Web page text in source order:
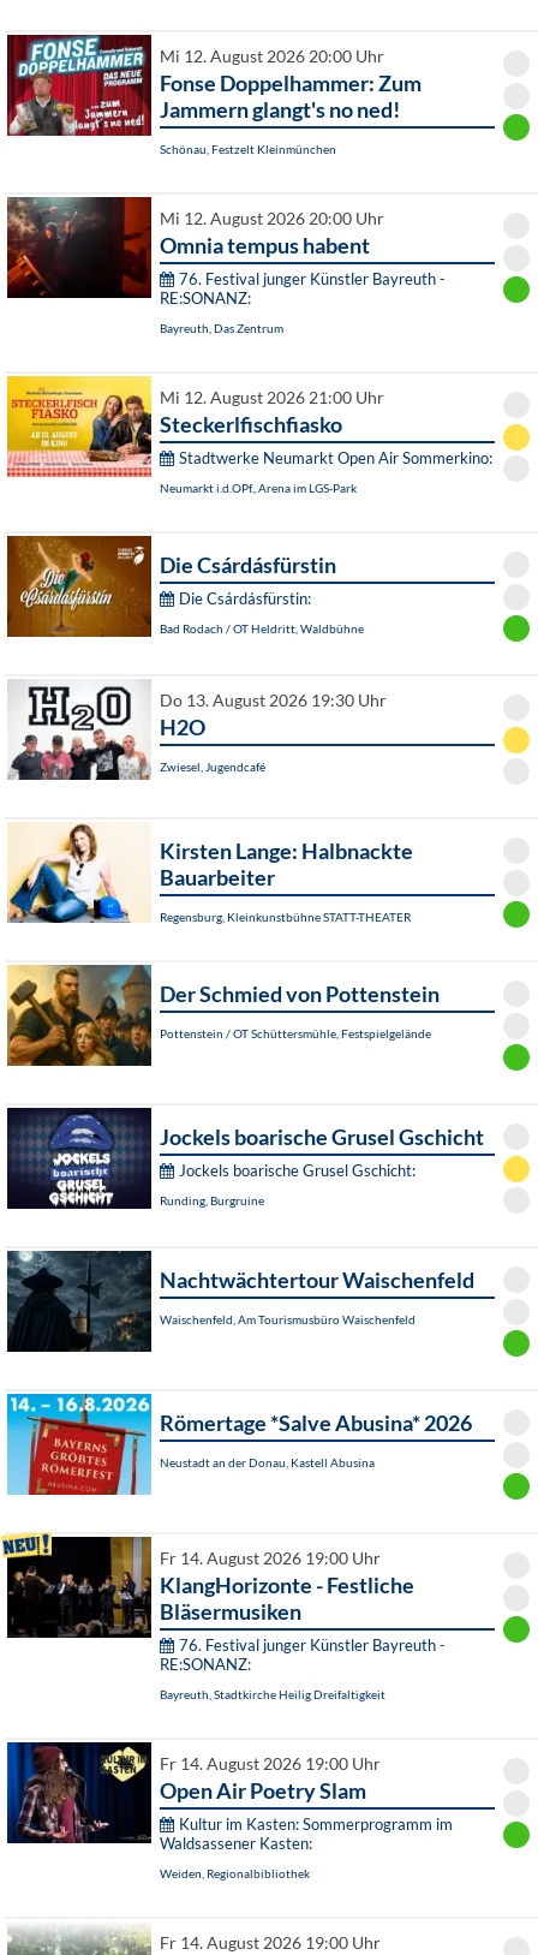
Mi 12. August 2026 20:00 Uhr
Fonse Doppelhammer: Zum
Jammern glangt's no ned!
Schönau, Festzelt Kleinmünchen
Mi 12. August 2026 20:00 Uhr
Omnia tempus habent
76. Festival junger Künstler Bayreuth -
RE:SONANZ:
Bayreuth, Das Zentrum
Mi 12. August 2026 21:00 Uhr
Steckerlfischfiasko
Stadtwerke Neumarkt Open Air Sommerkino:
Neumarkt i.d.OPf., Arena im LGS-Park
Die Csárdásfürstin
Die Csárdásfürstin:
Bad Rodach / OT Heldritt, Waldbühne
Do 13. August 2026 19:30 Uhr
H2O
Zwiesel, Jugendcafé
Kirsten Lange: Halbnackte
Bauarbeiter
Regensburg, Kleinkunstbühne STATT-THEATER
Der Schmied von Pottenstein
Pottenstein / OT Schüttersmühle, Festspielgelände
Jockels boarische Grusel Gschicht
Jockels boarische Grusel Gschicht:
Runding, Burgruine
Nachtwächtertour Waischenfeld
Waischenfeld, Am Tourismusbüro Waischenfeld
Römertage *Salve Abusina* 2026
Neustadt an der Donau, Kastell Abusina
Fr 14. August 2026 19:00 Uhr
KlangHorizonte - Festliche
Bläsermusiken
76. Festival junger Künstler Bayreuth -
RE:SONANZ:
Bayreuth, Stadtkirche Heilig Dreifaltigkeit
Fr 14. August 2026 19:00 Uhr
Open Air Poetry Slam
Kultur im Kasten: Sommerprogramm im
Waldsassener Kasten:
Weiden, Regionalbibliothek
Fr 14. August 2026 19:00 Uhr